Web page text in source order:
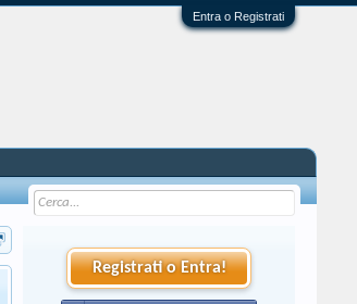
Entra o Registrati
Registrati o Entra!